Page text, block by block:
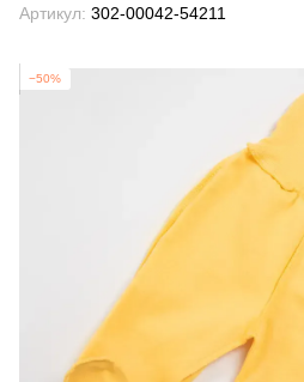
Артикул: 302-00042-54211
−50%